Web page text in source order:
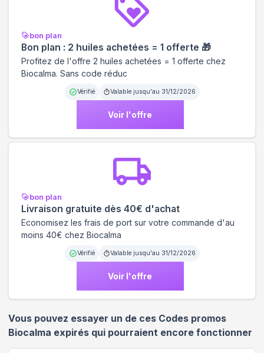
bon plan
Bon plan : 2 huiles achetées = 1 offerte 🎁
Profitez de l'offre 2 huiles achetées = 1 offerte chez
Biocalma. Sans code réduc
Vérifié Valable jusqu'au 31/12/2026
Voir l'offre
bon plan
Livraison gratuite dès 40€ d'achat
Economisez les frais de port sur votre commande d'au
moins 40€ chez Biocalma
Vérifié Valable jusqu'au 31/12/2026
Voir l'offre
Vous pouvez essayer un de ces Codes promos
Biocalma expirés qui pourraient encore fonctionner